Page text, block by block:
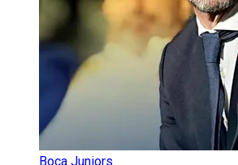
Boca Juniors